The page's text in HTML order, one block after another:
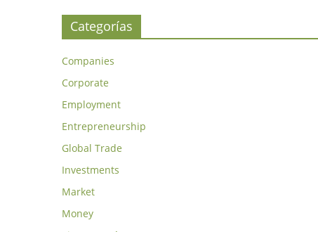
Categorías
Companies
Corporate
Employment
Entrepreneurship
Global Trade
Investments
Market
Money